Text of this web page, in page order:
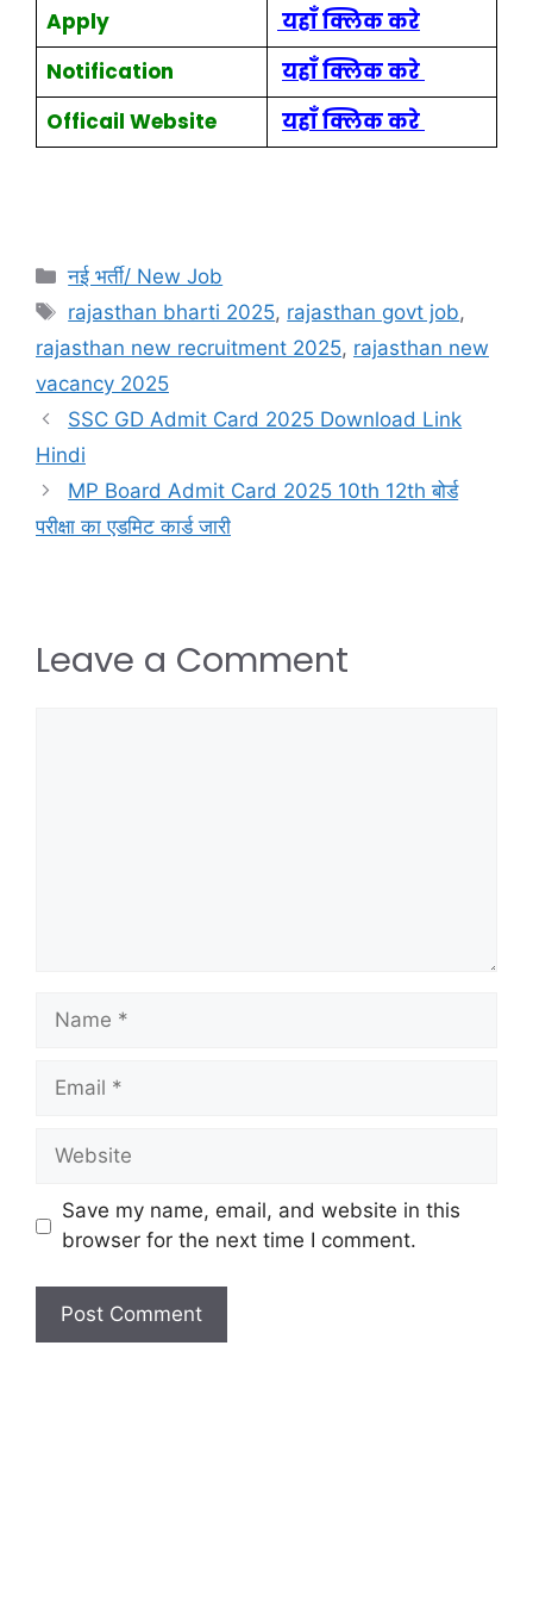
Apply यहाँ क्लिककरे
Notification
यहाँ क्लिक करे
Officail Website
यहाँ क्लिक करे
नई भर्ती/ New Job
rajasthan bharti 2025, rajasthan govt job,
rajasthan new recruitment 2025, rajasthan new
vacancy 2025
SSC GD Admit Card 2025 Download Link
Hindi
MP Board Admit Card 2025 10th 12th बोर्ड
परीक्षा का एडमिट कार्ड जारी
Leave a Comment
Save my name, email, and website in this
browser for the next time I comment.